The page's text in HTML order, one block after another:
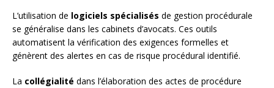
L’utilisation de logiciels spécialisés de gestion procédurale
se généralise dans les cabinets d’avocats. Ces outils
automatisent la vérification des exigences formelles et
génèrent des alertes en cas de risque procédural identifié.
La collégialité dans l’élaboration des actes de procédure